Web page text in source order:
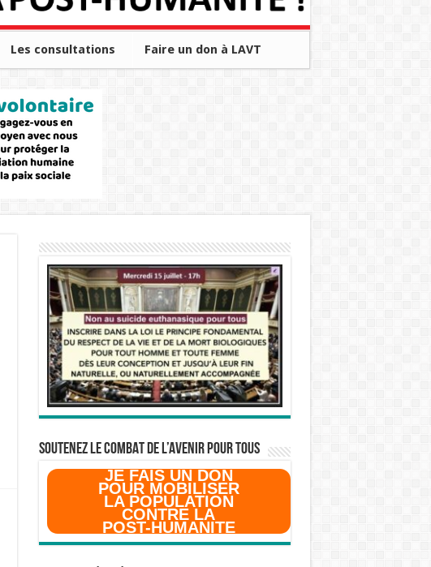
Les consultations Faire un don à LAVT
SOUTENEZ LE COMBAT DE L’AVenir pour Tous
JE FAIS UN DON
POUR MOBILISER
LA POPULATION
CONTRE LA
POST-HUMANITE